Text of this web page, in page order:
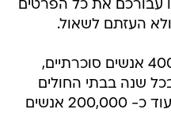
עבורכם את כל הפרטים
העזתם לשאול.
כיום חיים בישראל כ- 400,000 אנשים סוכרתיים,
בכל שנה בבתי החולים
ברחבי הארץ. לפי הערכות, עוד כ- 200,000 אנשים